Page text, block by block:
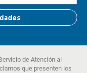
de Atención al
que presenten los